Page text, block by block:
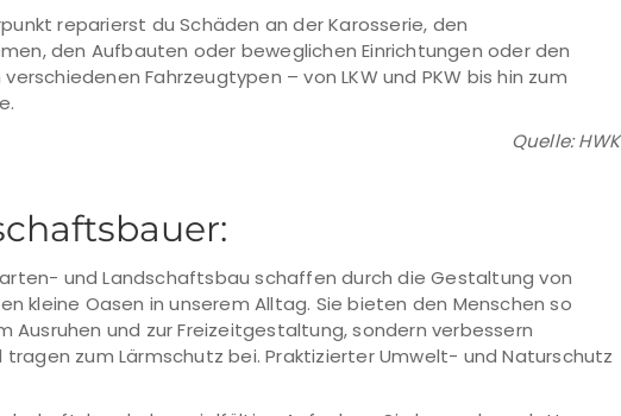
reparierst du Schäden an der Karosserie, den
den Aufbauten oder beweglichen Einrichtungen oder den
Fahrzeugtypen – von LKW und PKW bis hin zum
Quelle: HWK
und Landschaftsbau schaffen durch die Gestaltung von
kleine Oasen in unserem Alltag. Sie bieten den Menschen so
Ausruhen und zur Freizeitgestaltung, sondern verbessern
zum Lärmschutz bei. Praktizierter Umwelt- und Naturschutz